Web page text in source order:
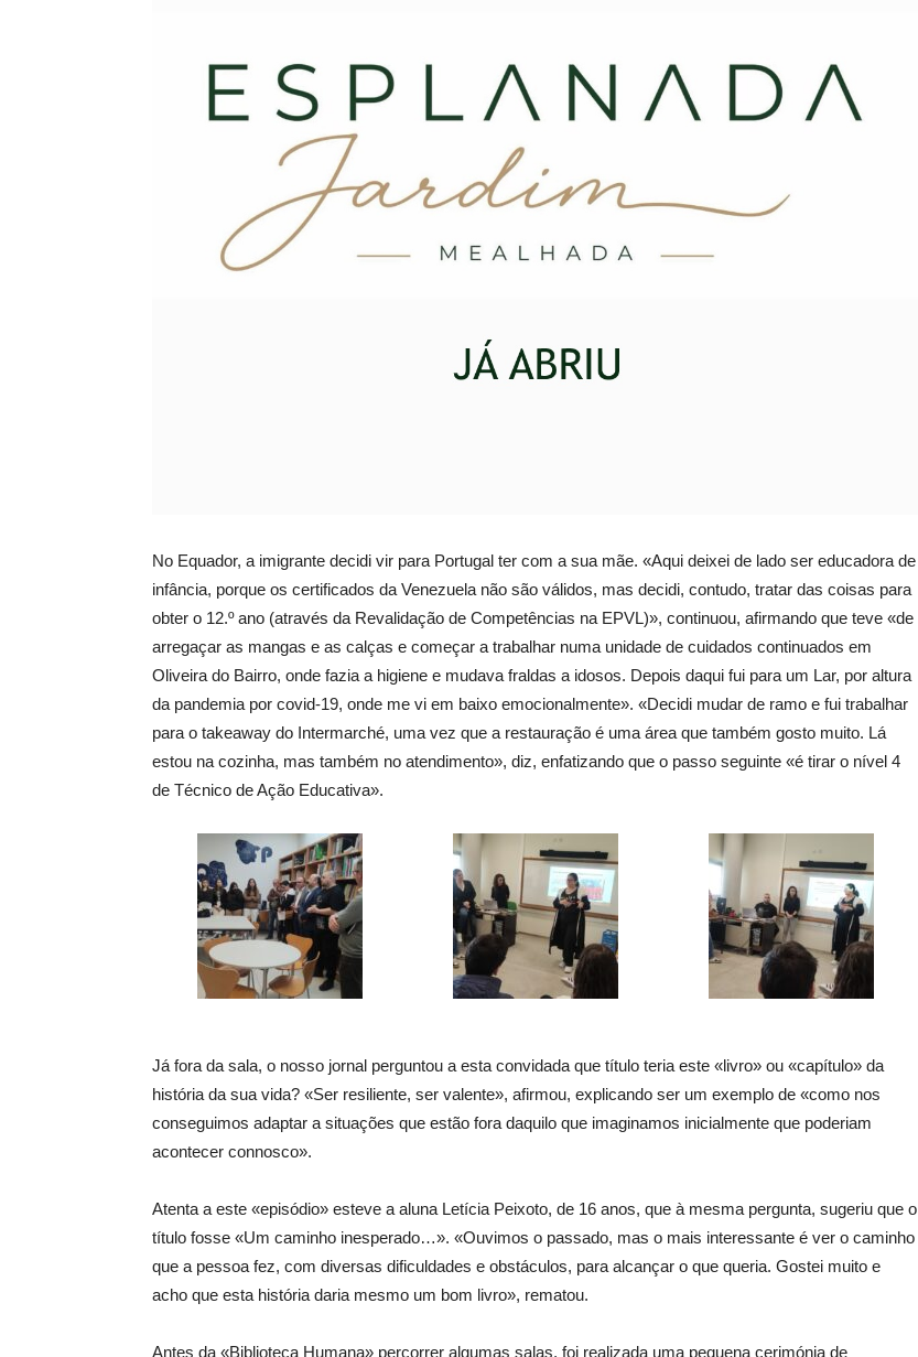
No Equador, a imigrante decidi vir para Portugal ter com a sua mãe. «Aqui deixei de lado ser educadora de
infância, porque os certificados da Venezuela não são válidos, mas decidi, contudo, tratar das coisas para
obter o 12.º ano (através da Revalidação de Competências na EPVL)», continuou, afirmando que teve «de
arregaçar as mangas e as calças e começar a trabalhar numa unidade de cuidados continuados em
Oliveira do Bairro, onde fazia a higiene e mudava fraldas a idosos. Depois daqui fui para um Lar, por altura
da pandemia por covid-19, onde me vi em baixo emocionalmente». «Decidi mudar de ramo e fui trabalhar
para o takeaway do Intermarché, uma vez que a restauração é uma área que também gosto muito. Lá
estou na cozinha, mas também no atendimento», diz, enfatizando que o passo seguinte «é tirar o nível 4
de Técnico de Ação Educativa».
Já fora da sala, o nosso jornal perguntou a esta convidada que título teria este «livro» ou «capítulo» da
história da sua vida? «Ser resiliente, ser valente», afirmou, explicando ser um exemplo de «como nos
conseguimos adaptar a situações que estão fora daquilo que imaginamos inicialmente que poderiam
acontecer connosco».
Atenta a este «episódio» esteve a aluna Letícia Peixoto, de 16 anos, que à mesma pergunta, sugeriu que o
título fosse «Um caminho inesperado…». «Ouvimos o passado, mas o mais interessante é ver o caminho
que a pessoa fez, com diversas dificuldades e obstáculos, para alcançar o que queria. Gostei muito e
acho que esta história daria mesmo um bom livro», rematou.
Antes da «Biblioteca Humana» percorrer algumas salas, foi realizada uma pequena cerimónia de